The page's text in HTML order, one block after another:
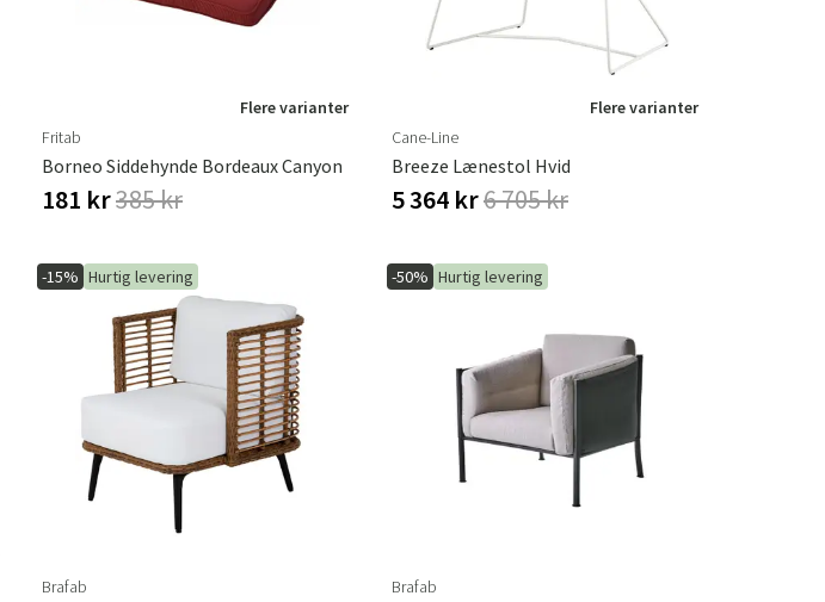
Flere varianter
Fritab
Borneo Siddehynde Bordeaux Canyon
181 kr385 kr
Flere varianter
Cane-Line
Breeze Lænestol Hvid
5 364 kr6 705 kr
-15% Hurtig levering
Brafab
-50% Hurtig levering
Brafab